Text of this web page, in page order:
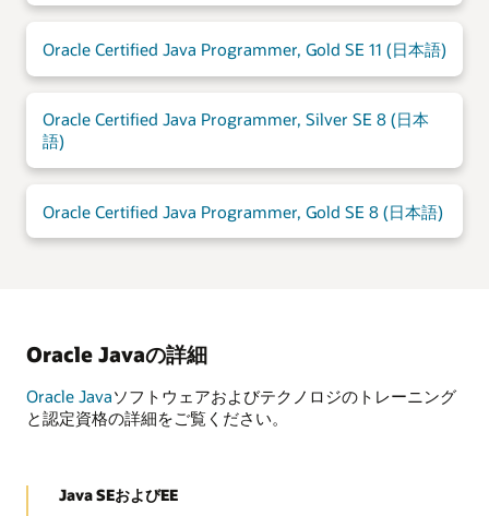
Oracle Certified Java Programmer, Gold SE 11 (日本語)
Oracle Certified Java Programmer, Silver SE 8 (日本
語)
Oracle Certified Java Programmer, Gold SE 8 (日本語)
Oracle Javaの詳細
Oracle Javaソフトウェアおよびテクノロジのトレーニング
と認定資格の詳細をご覧ください。
Java SEおよびEE